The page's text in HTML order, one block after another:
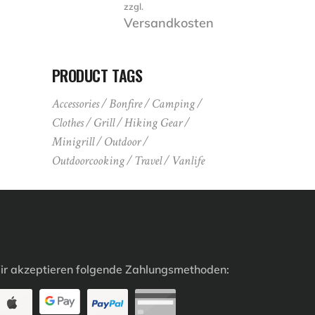
zzgl.
Versandkosten
PRODUCT TAGS
Accessories Bonfire
Camping
Clothes
Grill
Hiking Gear
Minigrill
Outdoor
Outdoorcooking
Travel Vanlife
akzeptieren folgende Zahlungsmethoden: